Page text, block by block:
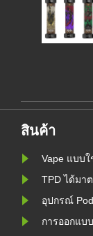
สินค้า
Vape แบบ
TPD ได้มา
อุปกรณ์
การออกแบ